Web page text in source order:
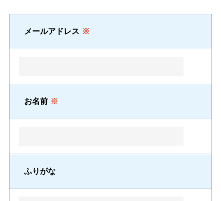
メールアドレス ※
お名前 ※
ふりがな